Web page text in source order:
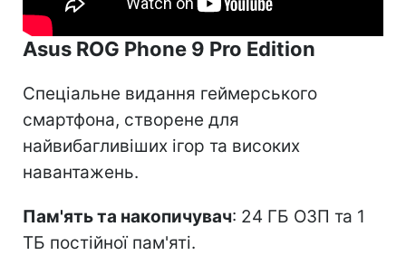
Asus ROG Phone 9 Pro Edition
Спеціальне видання геймерського
смартфона, створене для
найвибагливіших ігор та високих
навантажень.
Пам'ять та накопичувач: 24 ГБ ОЗП та 1
ТБ постійної пам'яті.